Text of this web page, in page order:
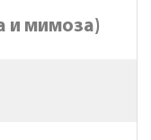
и мимоза)